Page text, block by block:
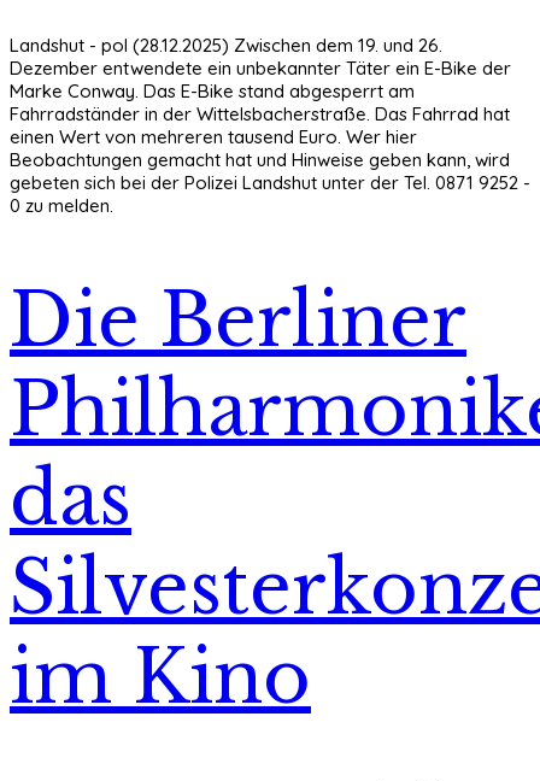
Landshut - pol (28.12.2025) Zwischen dem 19. und 26.
Dezember entwendete ein unbekannter Täter ein E-Bike der
Marke Conway. Das E-Bike stand abgesperrt am
Fahrradständer in der Wittelsbacherstraße. Das Fahrrad hat
einen Wert von mehreren tausend Euro. Wer hier
Beobachtungen gemacht hat und Hinweise geben kann, wird
gebeten sich bei der Polizei Landshut unter der Tel. 0871 9252 -
0 zu melden.
Die Berliner
das
im Kino